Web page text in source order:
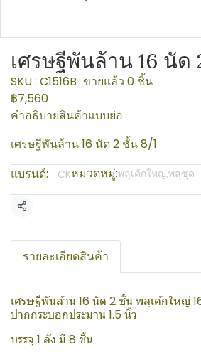
เศรษฐีพันล้าน 16 นัด
SKU : C1516B ขายแล้ว 0 ชิ้น
฿7,560
คำอธิบายสินค้าแบบย่อ
เศรษฐีพันล้าน 16 นัด 2 ชั้น 8/1
แบรนด์:
CKหมวดหมู่:พลุเค้กใหญ่,พลุชุด
แชร์
รายละเอียดสินค้า
เศรษฐีพันล้าน 16 นัด 2 ชั้น พลุเค้กใหญ่
ปากกระบอกประมาน 1.5 นิ้ว
บรรจุ 1 ลัง มี 8 ชิ้น